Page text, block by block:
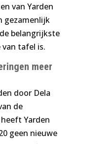
van Yarden
gezamenlijk
belangrijkste
tafel is.
meer
door Dela
de
Yarden
geen nieuwe